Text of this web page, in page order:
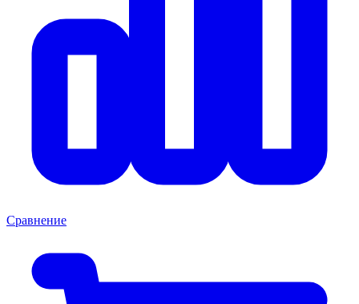
Сравнение